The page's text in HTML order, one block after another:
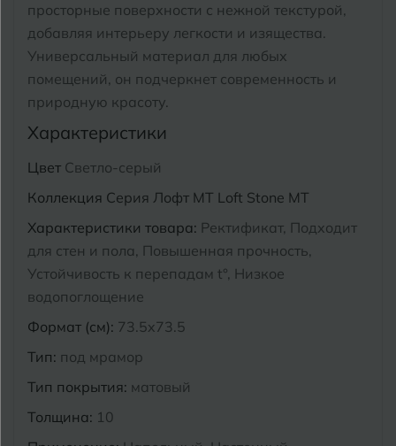
просторные поверхности с нежной текстурой,
добавляя интерьеру легкости и изящества.
Универсальный материал для любых
помещений, он подчеркнет современность и
природную красоту.
Характеристики
Цвет Светло-серый
Коллекция Серия Лофт MT Loft Stone MT
Характеристики товара: Ректификат, Подходит
для стен и пола, Повышенная прочность,
Устойчивость к перепадам t°, Низкое
водопоглощение
Формат (см): 73.5x73.5
Тип: под мрамор
Тип покрытия: матовый
Толщина: 10
Ковров
Кострома
Котлас
Краснодар
Курган
Магнитогорск
У Улан-Удэ
Ульяновск
Ч Чебоксары
Челябинск